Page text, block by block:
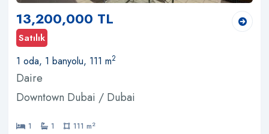
13,200,000 TL
Satılık
1 oda, 1 banyolu, 111 m2
Daire
Downtown Dubai / Dubai
1 1 111 m2